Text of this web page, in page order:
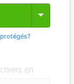
Toggle
en